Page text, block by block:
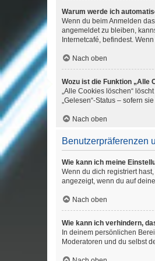
Warum werde ich
Wenn du beim Anmelden
angemeldet zu bleiben,
Internetcafé, befindest.
Nach oben
Wozu ist die Funktion „Alle
„Alle Cookies löschen“
„Gelesen“-Status – sofern
Nach oben
Benutzerpräferenzen
Wie kann ich meine
Wenn du dich registriert
angezeigt, wenn du auf
Nach oben
Wie kann ich verhindern,
In deinem persönlichen
Moderatoren und du selbst